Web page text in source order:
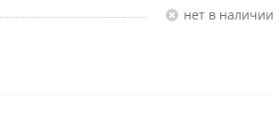
Нет в наличии